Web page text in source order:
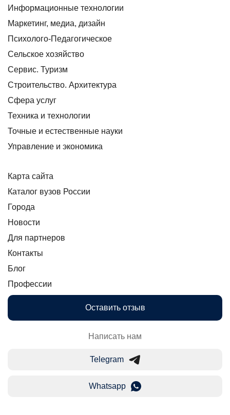
Информационные технологии
Маркетинг, медиа, дизайн
Психолого-Педагогическое
Сельское хозяйство
Сервис. Туризм
Строительство. Архитектура
Сфера услуг
Техника и технологии
Точные и естественные науки
Управление и экономика
Карта сайта
Каталог вузов России
Города
Новости
Для партнеров
Контакты
Блог
Профессии
Оставить отзыв
Написать нам
Telegram
Whatsapp